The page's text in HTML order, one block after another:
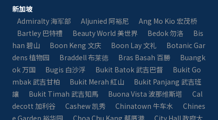
新加坡
Admiralty 海军部
Aljunied 阿裕尼
Ang Mo Kio 宏茂桥
Bartley 巴特禮
Beauty World 美世界 Bedok 勿洛
Bis
han 碧山
Boon Keng 文庆 Boon Lay 文礼
Botanic Gar
dens 植物园
Braddell 布莱徳 Bras Basah 百勝
Buangk
ok 万国
Bugis 白沙浮 Bukit Batok 武吉巴督
Bukit Go
mbak 武吉甘柏
Bukit Merah 紅山
Bukit Panjang 武吉班
讓
Bukit Timah 武吉知馬 Buona Vista 波那维斯塔
Cal
decott 加利谷
Cashew 凯秀 Chinatown 牛车水
Chines
e Garden 裕华园
Choa Chu Kang 蔡厝港
City Hall 政府大